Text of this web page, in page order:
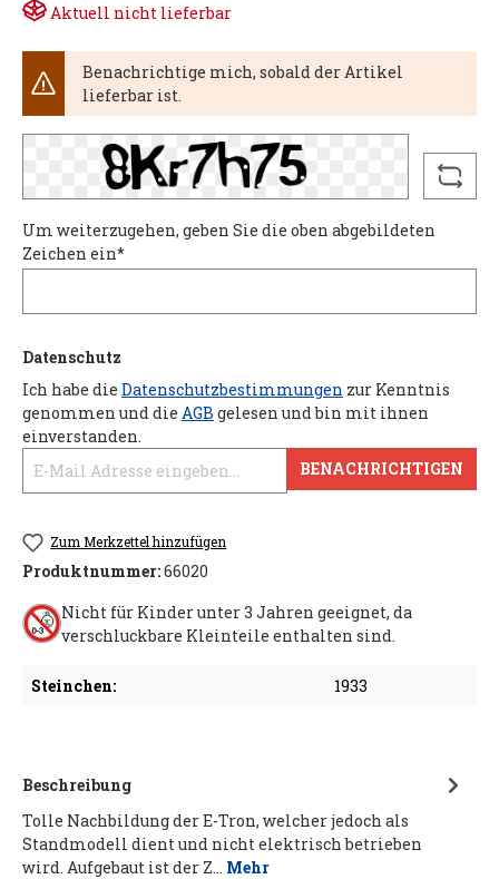
Aktuell nicht lieferbar
Benachrichtige mich, sobald der Artikel
lieferbar ist.
Um weiterzugehen, geben Sie die oben abgebildeten
Zeichen ein*
Datenschutz
Ich habe die Datenschutzbestimmungen zur Kenntnis
genommen und die AGB gelesen und bin mit ihnen
einverstanden.
BENACHRICHTIGEN
Zum Merkzettel hinzufügen
Produktnummer:66020
Nicht für Kinder unter 3 Jahren geeignet, da
verschluckbare Kleinteile enthalten sind.
Steinchen: 1933
Beschreibung
Tolle Nachbildung der E-Tron, welcher jedoch als
Standmodell dient und nicht elektrisch betrieben
wird. Aufgebaut ist der Z… Mehr